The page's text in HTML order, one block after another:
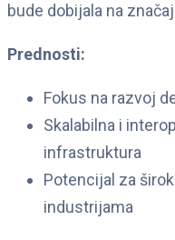
bude dobijala na
Prednosti:
Fokus na razvoj
Skalabilna i
infrastruktura
Potencijal za
industrijama